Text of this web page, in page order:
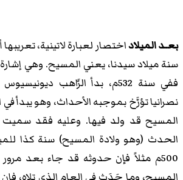
بعـد الميلاداختصار لعبارة لاتينية،
سنة ميلاد سيدنا، يعني المسيح. وهي
ففي سنة 532م، بدأ الرَّاهب
نصرانيا تؤرَّخ بموجبه الأحداث، وهو يبدأ في
المسيح قد ولد فيها. وعليه فقد سميت
الحدث (وهو ولادة المسيح) سنة كذا